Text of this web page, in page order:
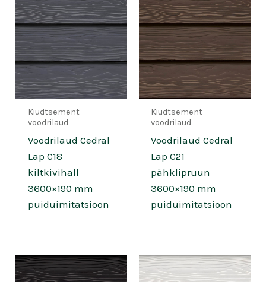
Kiudtsement
voodrilaud
Voodrilaud Cedral
Lap C18
kiltkivihall
3600×190 mm
puiduimitatsioon
Kiudtsement
voodrilaud
Voodrilaud Cedral
Lap C21
pähklipruun
3600×190 mm
puiduimitatsioon